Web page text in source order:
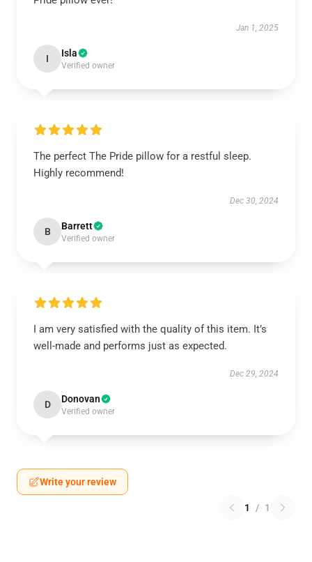
Jan 1, 2025
I Isla
Verified owner
The perfect The Pride pillow for a restful sleep.
Highly recommend!
Dec 30, 2024
B Barrett
Verified owner
I am very satisfied with the quality of this item. It’s
well-made and performs just as expected.
Dec 29, 2024
D Donovan
Verified owner
Write your review
1 / 1